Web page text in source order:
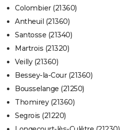
Colombier (21360)
Antheuil (21360)
Santosse (21340)
Martrois (21320)
Veilly (21360)
Bessey-la-Cour (21360)
Bousselange (21250)
Thomirey (21360)
Segrois (21220)